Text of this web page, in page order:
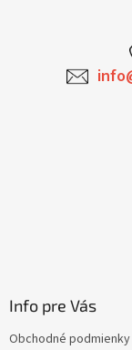
Info pre Vás
Obchodné podmienky